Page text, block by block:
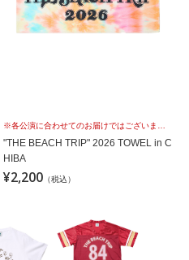
"THE BEACH TRIP" 2026 TOWEL in C
HIBA
¥2,200 （税込）